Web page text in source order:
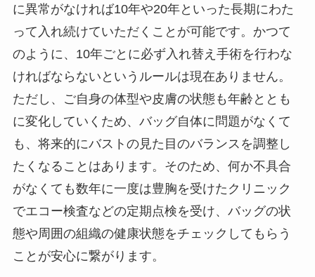
に異常がなければ10年や20年といった長期にわた
って入れ続けていただくことが可能です。かつて
のように、10年ごとに必ず入れ替え手術を行わな
ければならないというルールは現在ありません。
ただし、ご自身の体型や皮膚の状態も年齢ととも
に変化していくため、バッグ自体に問題がなくて
も、将来的にバストの見た目のバランスを調整し
たくなることはあります。そのため、何か不具合
がなくても数年に一度は豊胸を受けたクリニック
でエコー検査などの定期点検を受け、バッグの状
態や周囲の組織の健康状態をチェックしてもらう
ことが安心に繋がります。